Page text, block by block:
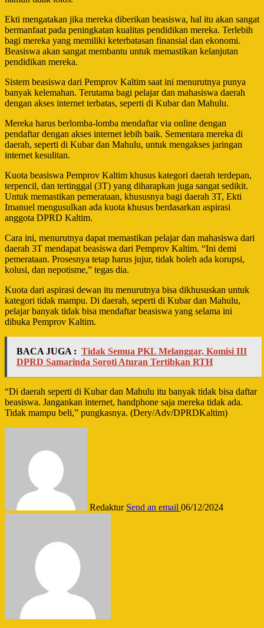
Ekti mengatakan jika mereka diberikan beasiswa, hal itu akan sangat
bermanfaat pada peningkatan kualitas pendidikan mereka. Terlebih
bagi mereka yang memiliki keterbatasan finansial dan ekonomi.
Beasiswa akan sangat membantu untuk memastikan kelanjutan
pendidikan mereka.
Sistem beasiswa dari Pemprov Kaltim saat ini menurutnya punya
banyak kelemahan. Terutama bagi pelajar dan mahasiswa daerah
dengan akses internet terbatas, seperti di Kubar dan Mahulu.
Mereka harus berlomba-lomba mendaftar via online dengan
pendaftar dengan akses internet lebih baik. Sementara mereka di
daerah, seperti di Kubar dan Mahulu, untuk mengakses jaringan
internet kesulitan.
Kuota beasiswa Pemprov Kaltim khusus kategori daerah terdepan,
terpencil, dan tertinggal (3T) yang diharapkan juga sangat sedikit.
Untuk memastikan pemerataan, khususnya bagi daerah 3T, Ekti
Imanuel mengusulkan ada kuota khusus berdasarkan aspirasi
anggota DPRD Kaltim.
Cara ini, menurutnya dapat memastikan pelajar dan mahasiswa dari
daerah 3T mendapat beasiswa dari Pemprov Kaltim. “Ini demi
pemerataan. Prosesnya tetap harus jujur, tidak boleh ada korupsi,
kolusi, dan nepotisme,” tegas dia.
Kuota dari aspirasi dewan itu menurutnya bisa dikhususkan untuk
kategori tidak mampu. Di daerah, seperti di Kubar dan Mahulu,
pelajar banyak tidak bisa mendaftar beasiswa yang selama ini
dibuka Pemprov Kaltim.
BACA JUGA : Tidak Semua PKL Melanggar, Komisi III
DPRD Samarinda Soroti Aturan Tertibkan RTH
“Di daerah seperti di Kubar dan Mahulu itu banyak tidak bisa daftar
beasiswa. Jangankan internet, handphone saja mereka tidak ada.
Tidak mampu beli,” pungkasnya. (Dery/Adv/DPRDKaltim)
Redaktur Send an email 06/12/2024